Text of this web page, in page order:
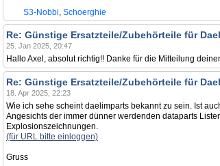
S3-Nobbi, Schoerghie
Re: Günstige Ersatzteile/Zubehörteile für
25. Jan 2025, 20:47
Hallo Axel, absolut richtig!! Danke für die Mitteilung
Re: Günstige Ersatzteile/Zubehörteile für
18. Apr 2025, 22:23
Wie ich sehe scheint daelimparts bekannt zu sein. Ist
Angesichts der immer dünner werdenden dataparts
Explosionszeichnungen.
(für URL bitte einloggen)
Gruss